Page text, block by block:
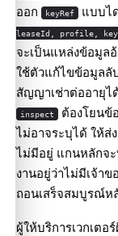
ออก
keyRef แบบไ
leaseId, profile,
จะเป็นแหล่งข้อมูล
ใช้ตัวแก้ไขข้อมูลลั
สัญญาเช่าต่ออายุไ
inspect ต้องโยนข้
ไม่อาจระบุได้ ให้ส่
ไม่มีอยู่ แกนหลักจะ
งานอยู่ว่าไม่มีเจ้าข
ถอนเสร็จสมบูรณ์ห
ผู้ให้บริการเวกเตอ